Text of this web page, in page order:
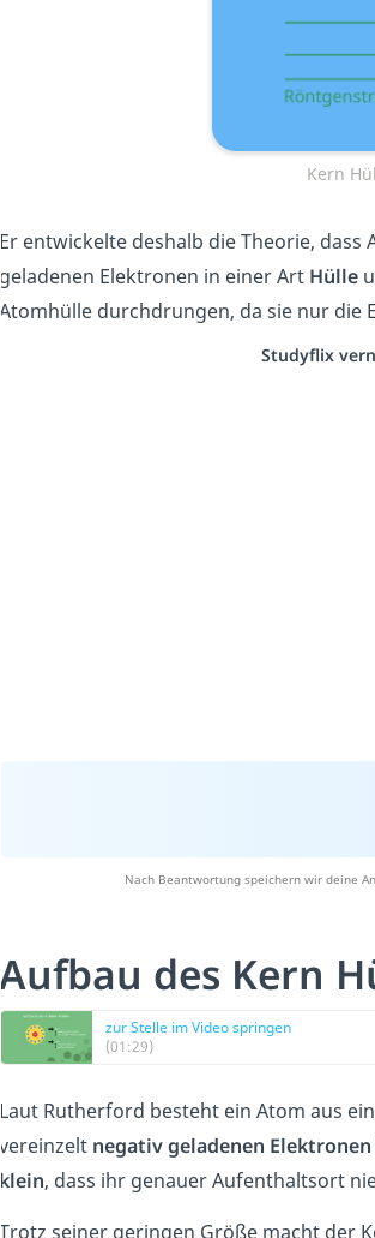
Kern
Er entwickelte deshalb die Theorie, dass
geladenen Elektronen in einer Art Hülle
Atomhülle durchdrungen, da sie nur die
Studyflix
Nach Beantwortung speichern wir deine
Aufbau des Kern
zur Stelle im Video springen
(01:29)
LautRutherford bestehtein Atom aus e
vereinzelt negativ geladenen Elektronen
klein, dass ihr genauer Aufenthaltsort
Trotz seiner geringen Größe macht der